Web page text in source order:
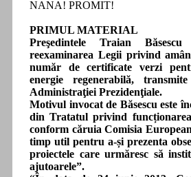
NANA! PROMIT!
PRIMUL MATERIAL
Preşedintele Traian
reexaminarea Legii privind
număr de certificate verzi
energie regenerabilă,
Administraţiei Prezidenţiale.
Motivul invocat de Băsescu este
din Tratatul privind
conform căruia Comisia
timp util pentru a-și prezenta
proiectele care urmăresc să
ajutoarele”.